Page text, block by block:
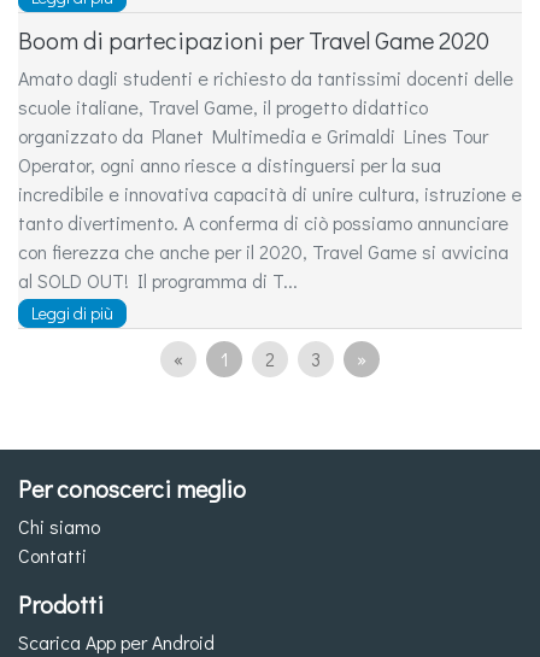
Boom di partecipazioni per Travel Game 2020
Amato dagli studenti e richiesto da tantissimi docenti delle
scuole italiane, Travel Game, il progetto didattico
organizzato da Planet Multimedia e Grimaldi Lines Tour
Operator, ogni anno riesce a distinguersi per la sua
incredibile e innovativa capacità di unire cultura, istruzione e
tanto divertimento. A conferma di ciò possiamo annunciare
con fierezza che anche per il 2020, Travel Game si avvicina
al SOLD OUT! Il programma di T...
Leggi di più
« 1 2 3 »
Per conoscerci meglio
Chi siamo
Contatti
Prodotti
Scarica App per Android